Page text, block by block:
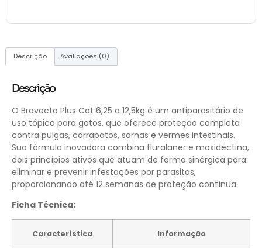
Descrição Avaliações (0)
Descrição
O Bravecto Plus Cat 6,25 a 12,5kg é um antiparasitário de
uso tópico para gatos, que oferece proteção completa
contra pulgas, carrapatos, sarnas e vermes intestinais.
Sua fórmula inovadora combina fluralaner e moxidectina,
dois princípios ativos que atuam de forma sinérgica para
eliminar e prevenir infestações por parasitas,
proporcionando até 12 semanas de proteção contínua.
Ficha Técnica:
Característica Informação